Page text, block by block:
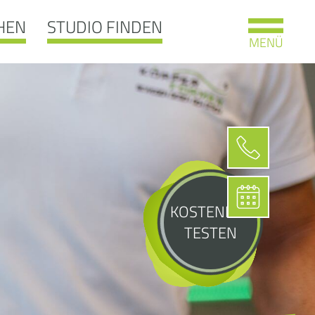
STUDIO FINDEN
MENÜ
KOSTENLOS
TESTEN